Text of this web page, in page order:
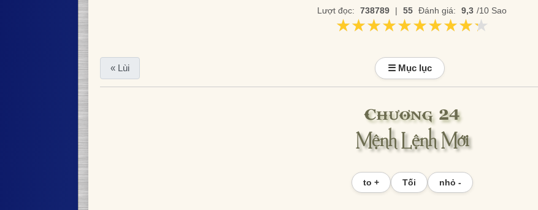
Lượt đọc: 738789 | 55 Đánh giá: 9,3 /10 Sao
★★★★★★★★★★
★★★★★★★★★★
« Lùi ☰ Mục lục
Chương 24
Mệnh Lệnh Mới
to + Tối nhỏ -